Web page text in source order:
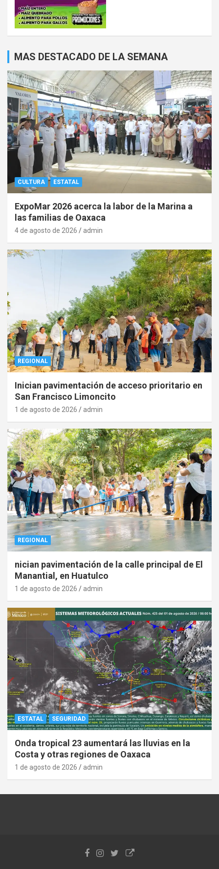
MAS DESTACADO DE LA SEMANA
CULTURA ESTATAL
ExpoMar 2026 acerca la labor de la Marina a
las familias de Oaxaca
4 de agosto de 2026 admin
REGIONAL
Inician pavimentación de acceso prioritario en
San Francisco Limoncito
1 de agosto de 2026 admin
REGIONAL
nician pavimentación de la calle principal de El
Manantial, en Huatulco
1 de agosto de 2026 admin
ESTATAL SEGURIDAD
Onda tropical 23 aumentará las lluvias en la
Costa y otras regiones de Oaxaca
1 de agosto de 2026 admin